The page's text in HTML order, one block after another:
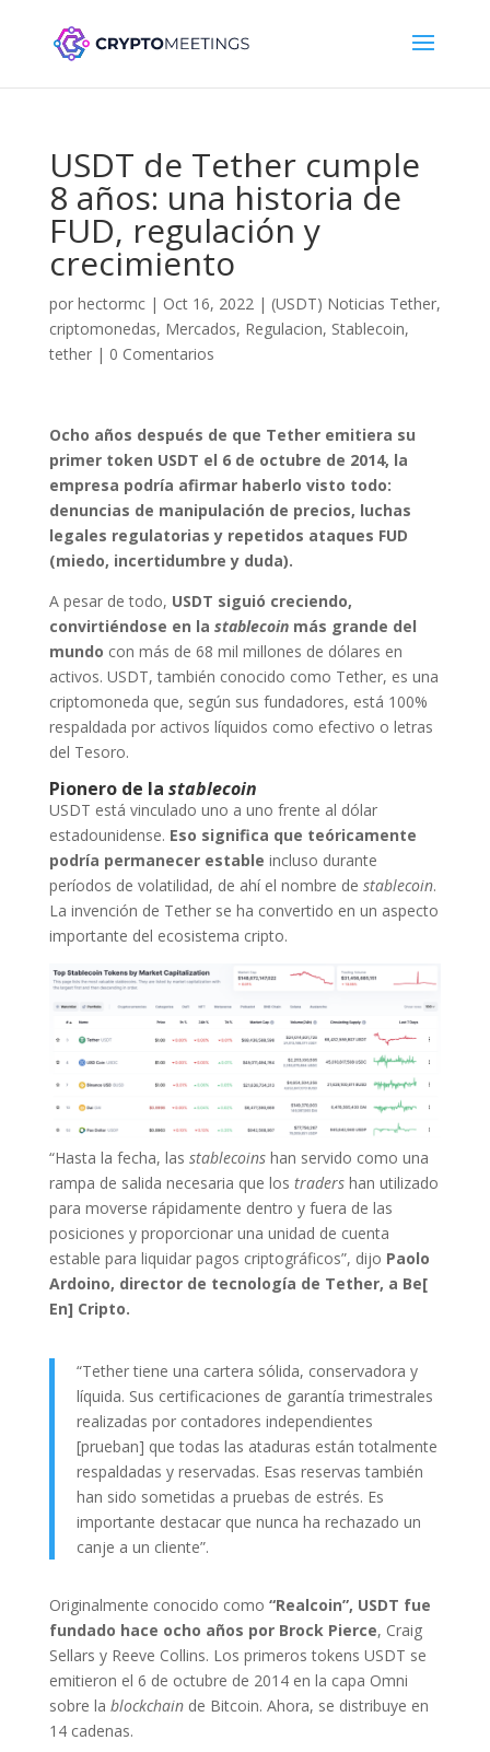
USDT de Tether cumple
8 años: una historia de
FUD, regulación y
crecimiento
por hectormc| Oct 16, 2022| (USDT) Noticias Tether,
criptomonedas, Mercados, Regulacion, Stablecoin,
tether| 0 Comentarios
Ocho años después de que Tether emitiera su
primer token USDT el 6 de octubre de 2014, la
empresa podría afirmar haberlo visto todo:
denuncias de manipulación de precios, luchas
legales regulatorias y repetidos ataques FUD
(miedo, incertidumbre y duda).
A pesar de todo, USDT siguió creciendo,
convirtiéndose en la stablecoinmás grande del
mundo con más de 68 mil millones de dólares en
activos. USDT, también conocido como Tether, es una
criptomoneda que, según sus fundadores, está 100%
respaldada por activos líquidos como efectivo o letras
del Tesoro.
Pionero de la stablecoin
USDT está vinculado uno a uno frente al dólar
estadounidense. Eso significa que teóricamente
podría permanecer estable incluso durante
períodos de volatilidad, de ahí el nombre de stablecoin.
La invención de Tether se ha convertido en un aspecto
importante del ecosistema cripto.
“Hasta la fecha, las stablecoinshan servido como una
rampa de salida necesaria que los tradershan utilizado
para moverse rápidamente dentro y fuera de las
posiciones y proporcionar una unidad de cuenta
estable para liquidar pagos criptográficos”, dijo Paolo
Ardoino, director de tecnología de Tether, a Be[
En] Cripto.
“Tether tiene una cartera sólida, conservadora y
líquida. Sus certificaciones de garantía trimestrales
realizadas por contadores independientes
[prueban] que todas las ataduras están totalmente
respaldadas y reservadas. Esas reservas también
han sido sometidas a pruebas de estrés. Es
importante destacar que nunca ha rechazado un
canje a un cliente”.
Originalmente conocido como “Realcoin”, USDT fue
fundado hace ocho años por Brock Pierce, Craig
Sellars y Reeve Collins. Los primeros tokens USDT se
emitieron el 6 de octubre de 2014 en la capa Omni
sobre la blockchainde Bitcoin. Ahora, se distribuye en
14 cadenas.